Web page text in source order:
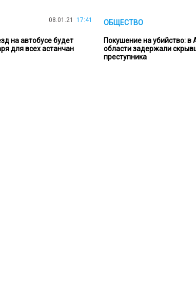
08.01.21 17:41
на автобусе будет
для всех астанчан
ОБЩЕСТВО
Покушение на убийство: в
области задержали
преступника